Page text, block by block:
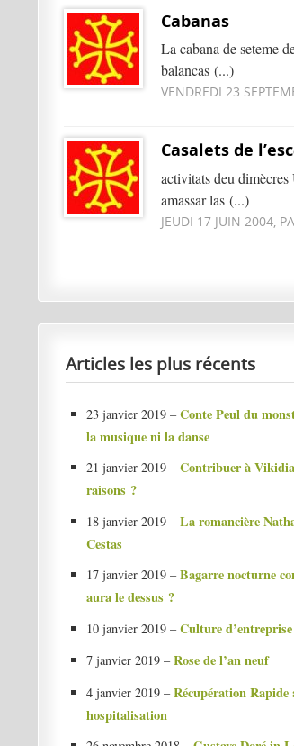
Cabanas
La cabana de seteme
balancas (...)
VENDREDI 23
Casalets de
activitats deu dimècres
amassar las (...)
JEUDI 17 JUIN 2004,
Articles les plus récents
23 janvier 2019 –Conte Peul du
la musique ni la danse
21 janvier 2019 –Contribuer à
raisons ?
18 janvier 2019 –La romancière
Cestas
17 janvier 2019 –Bagarre nocturne
aura le dessus ?
10 janvier 2019 –Culture
7 janvier 2019 –Rose de l’an neuf
4 janvier 2019 –Récupération Rapide
hospitalisation